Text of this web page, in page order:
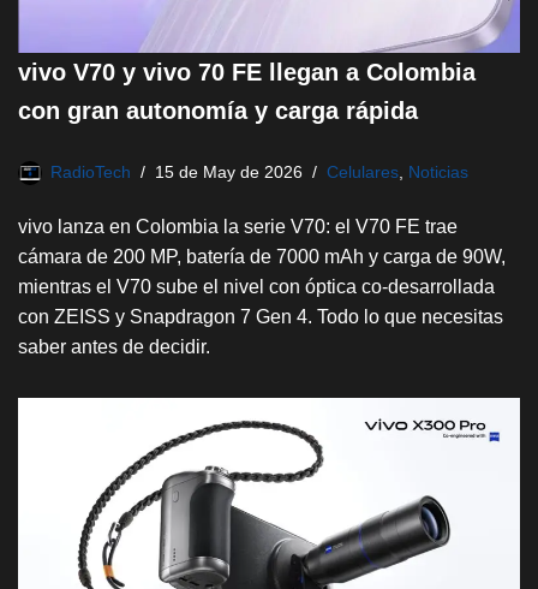
vivo V70 y vivo 70 FE llegan a Colombia
con gran autonomía y carga rápida
RadioTech 15 de May de 2026 Celulares Noticias
vivo lanza en Colombia la serie V70: el V70 FE trae
cámara de 200 MP, batería de 7000 mAh y carga de 90W,
mientras el V70 sube el nivel con óptica co-desarrollada
con ZEISS y Snapdragon 7 Gen 4. Todo lo que necesitas
saber antes de decidir.